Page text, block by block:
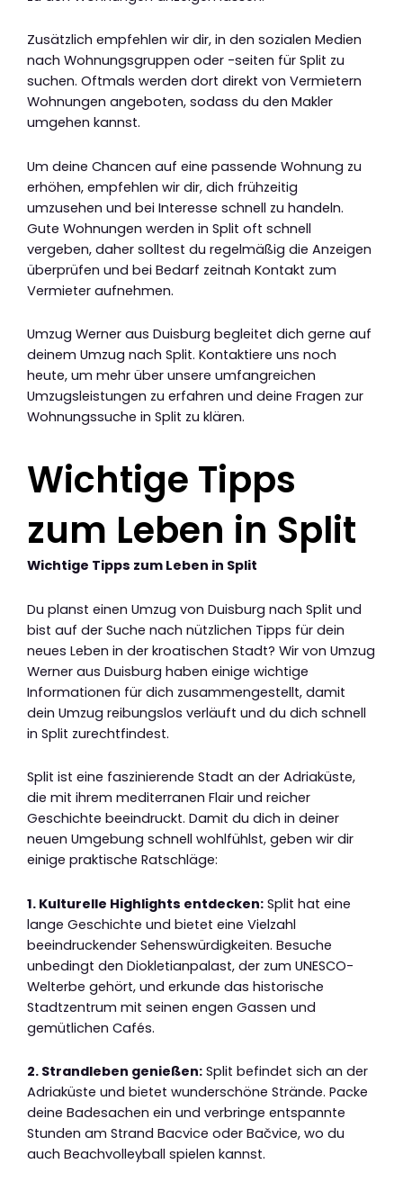
Zusätzlich empfehlen wir dir, in den sozialen Medien
nach Wohnungsgruppen oder -seiten für Split zu
suchen. Oftmals werden dort direkt von Vermietern
Wohnungen angeboten, sodass du den Makler
umgehen kannst.
Um deine Chancen auf eine passende Wohnung zu
erhöhen, empfehlen wir dir, dich frühzeitig
umzusehen und bei Interesse schnell zu handeln.
Gute Wohnungen werden in Split oft schnell
vergeben, daher solltest du regelmäßig die Anzeigen
überprüfen und bei Bedarf zeitnah Kontakt zum
Vermieter aufnehmen.
Umzug Werner aus Duisburg begleitet dich gerne auf
deinem Umzug nach Split. Kontaktiere uns noch
heute, um mehr über unsere umfangreichen
Umzugsleistungen zu erfahren und deine Fragen zur
Wohnungssuche in Split zu klären.
Wichtige Tipps
zum Leben in Split
Wichtige Tipps zum Leben in Split
Du planst einen Umzug von Duisburg nach Split und
bist auf der Suche nach nützlichen Tipps für dein
neues Leben in der kroatischen Stadt? Wir von Umzug
Werner aus Duisburg haben einige wichtige
Informationen für dich zusammengestellt, damit
dein Umzug reibungslos verläuft und du dich schnell
in Split zurechtfindest.
Split ist eine faszinierende Stadt an der Adriaküste,
die mit ihrem mediterranen Flair und reicher
Geschichte beeindruckt. Damit du dich in deiner
neuen Umgebung schnell wohlfühlst, geben wir dir
einige praktische Ratschläge:
1. Kulturelle Highlights entdecken: Split hat eine
lange Geschichte und bietet eine Vielzahl
beeindruckender Sehenswürdigkeiten. Besuche
unbedingt den Diokletianpalast, der zum UNESCO-
Welterbe gehört, und erkunde das historische
Stadtzentrum mit seinen engen Gassen und
gemütlichen Cafés.
2. Strandleben genießen: Split befindet sich an der
Adriaküste und bietet wunderschöne Strände. Packe
deine Badesachen ein und verbringe entspannte
Stunden am Strand Bacvice oder Bačvice, wo du
auch Beachvolleyball spielen kannst.